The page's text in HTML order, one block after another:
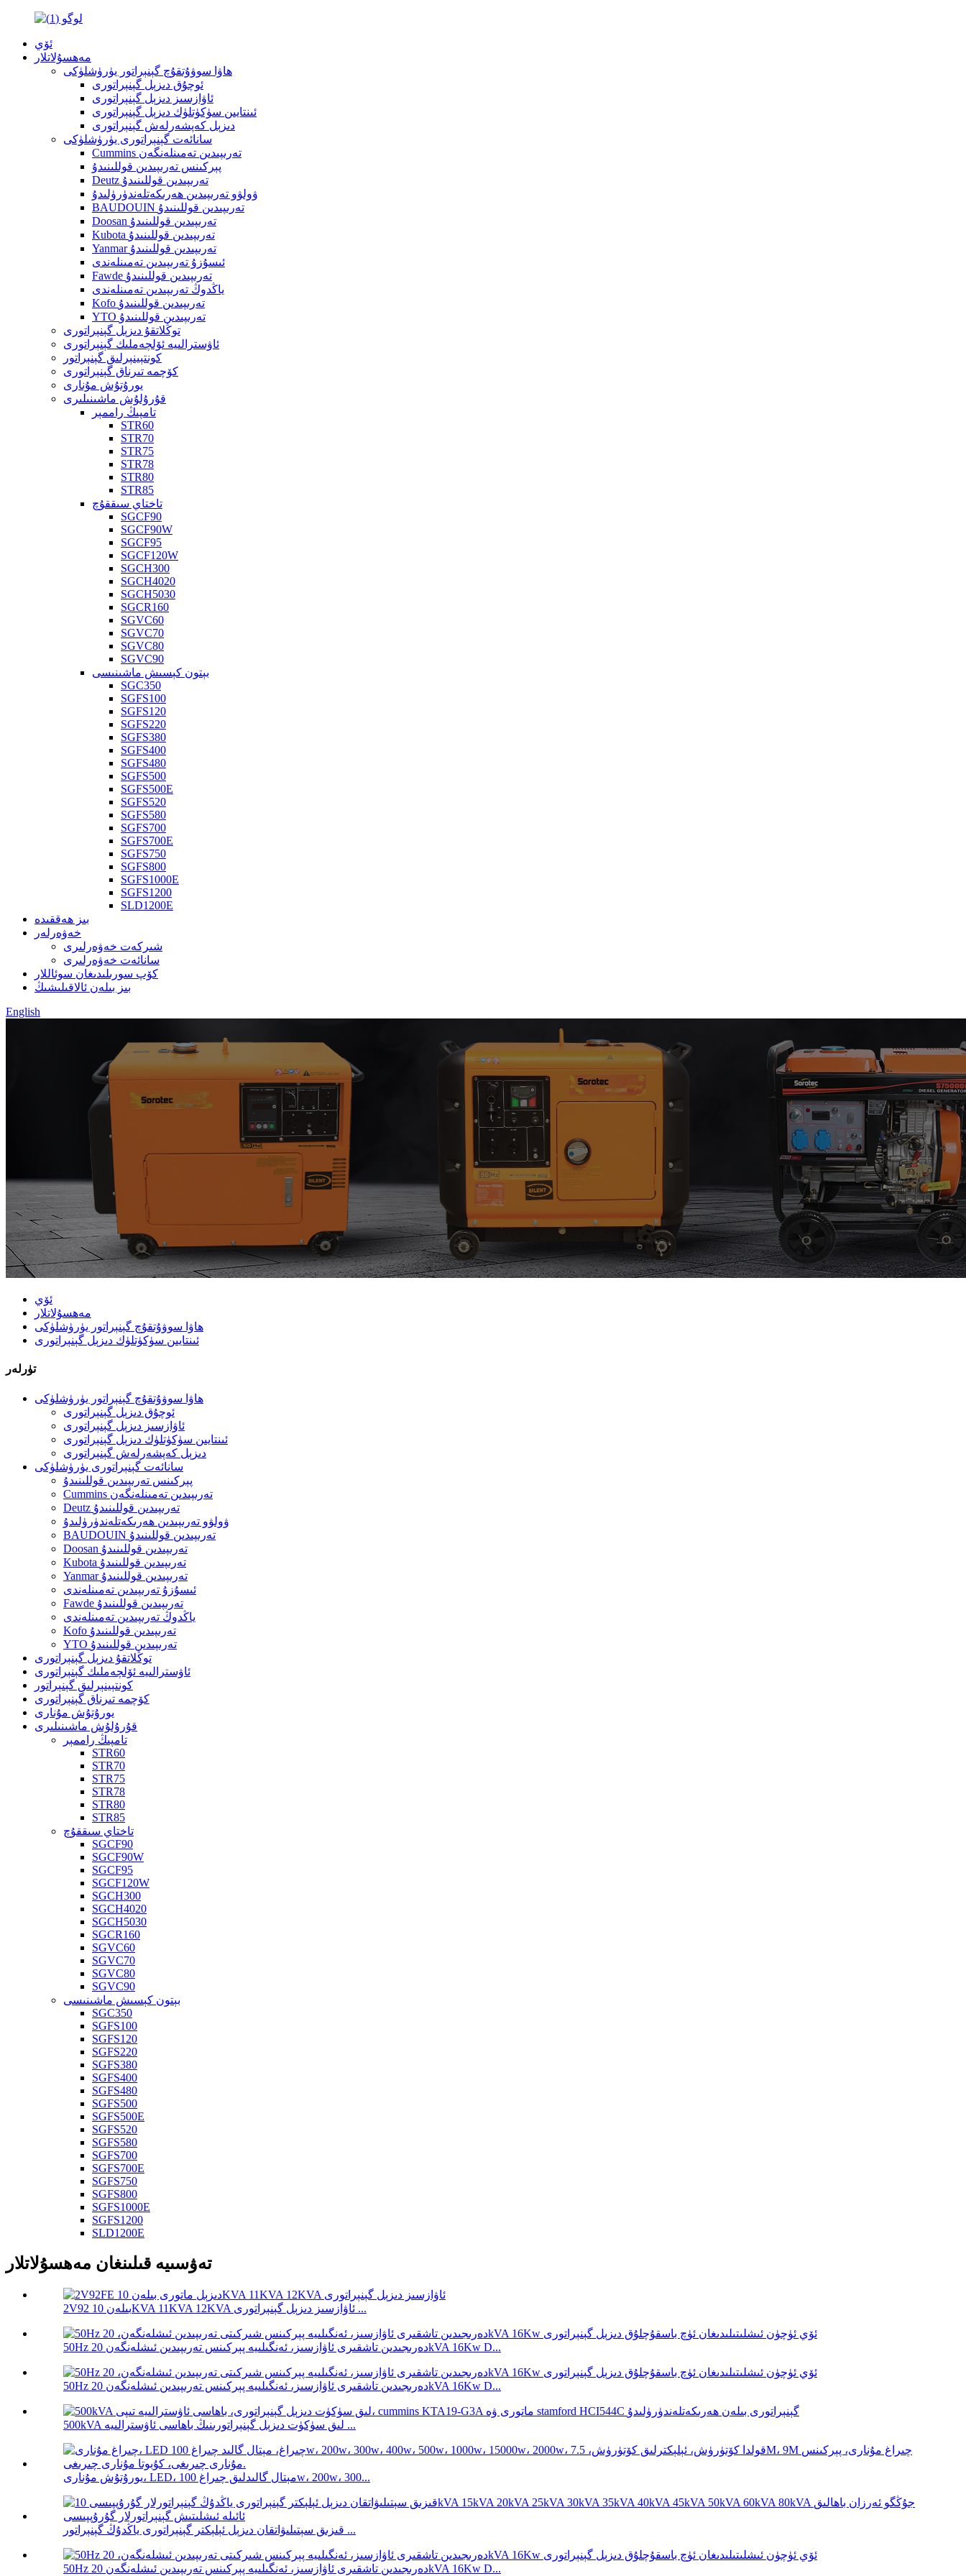
ئۆي
مەھسۇلاتلار
ھاۋا سوۋۇتقۇچ گېنېراتور يۈرۈشلۈكى
ئوچۇق دىزېل گېنېراتورى
ئاۋازسىز دىزېل گېنېراتورى
ئىنتايىن سۈكۈتلۈك دىزېل گېنېراتورى
دىزېل كەپشەرلەش گېنېراتورى
سانائەت گېنېراتورى يۈرۈشلۈكى
Cummins تەرىپىدىن تەمىنلەنگەن
پېركىنس تەرىپىدىن قوللىنىدۇ
Deutz تەرىپىدىن قوللىنىدۇ
ۋولۋو تەرىپىدىن ھەرىكەتلەندۈرۈلىدۇ
BAUDOUIN تەرىپىدىن قوللىنىدۇ
Doosan تەرىپىدىن قوللىنىدۇ
Kubota تەرىپىدىن قوللىنىدۇ
Yanmar تەرىپىدىن قوللىنىدۇ
ئىسۇزۇ تەرىپىدىن تەمىنلەندى
Fawde تەرىپىدىن قوللىنىدۇ
ياڭدوڭ تەرىپىدىن تەمىنلەندى
Kofo تەرىپىدىن قوللىنىدۇ
YTO تەرىپىدىن قوللىنىدۇ
توڭلاتقۇ دىزېل گېنېراتورى
ئاۋسترالىيە ئۆلچەملىك گېنېراتورى
كونتېينېرلىق گېنېراتور
كۆچمە تىرناق گېنېراتورى
يورۇتۇش مۇنارى
قۇرۇلۇش ماشىنىلىرى
تامپىڭ راممېر
STR60
STR70
STR75
STR78
STR80
STR85
تاختاي سىققۇچ
SGCF90
SGCF90W
SGCF95
SGCF120W
SGCH300
SGCH4020
SGCH5030
SGCR160
SGVC60
SGVC70
SGVC80
SGVC90
بېتون كېسىش ماشىنىسى
SGC350
SGFS100
SGFS120
SGFS220
SGFS380
SGFS400
SGFS480
SGFS500
SGFS500E
SGFS520
SGFS580
SGFS700
SGFS700E
SGFS750
SGFS800
SGFS1000E
SGFS1200
SLD1200E
بىز ھەققىدە
خەۋەرلەر
شىركەت خەۋەرلىرى
سانائەت خەۋەرلىرى
كۆپ سورىلىدىغان سوئاللار
بىز بىلەن ئالاقىلىشىڭ
English
ئۆي
مەھسۇلاتلار
ھاۋا سوۋۇتقۇچ گېنېراتور يۈرۈشلۈكى
ئىنتايىن سۈكۈتلۈك دىزېل گېنېراتورى
تۈرلەر
ھاۋا سوۋۇتقۇچ گېنېراتور يۈرۈشلۈكى
ئوچۇق دىزېل گېنېراتورى
ئاۋازسىز دىزېل گېنېراتورى
ئىنتايىن سۈكۈتلۈك دىزېل گېنېراتورى
دىزېل كەپشەرلەش گېنېراتورى
سانائەت گېنېراتورى يۈرۈشلۈكى
پېركىنس تەرىپىدىن قوللىنىدۇ
Cummins تەرىپىدىن تەمىنلەنگەن
Deutz تەرىپىدىن قوللىنىدۇ
ۋولۋو تەرىپىدىن ھەرىكەتلەندۈرۈلىدۇ
BAUDOUIN تەرىپىدىن قوللىنىدۇ
Doosan تەرىپىدىن قوللىنىدۇ
Kubota تەرىپىدىن قوللىنىدۇ
Yanmar تەرىپىدىن قوللىنىدۇ
ئىسۇزۇ تەرىپىدىن تەمىنلەندى
Fawde تەرىپىدىن قوللىنىدۇ
ياڭدوڭ تەرىپىدىن تەمىنلەندى
Kofo تەرىپىدىن قوللىنىدۇ
YTO تەرىپىدىن قوللىنىدۇ
توڭلاتقۇ دىزېل گېنېراتورى
ئاۋسترالىيە ئۆلچەملىك گېنېراتورى
كونتېينېرلىق گېنېراتور
كۆچمە تىرناق گېنېراتورى
يورۇتۇش مۇنارى
قۇرۇلۇش ماشىنىلىرى
تامپىڭ راممېر
STR60
STR70
STR75
STR78
STR80
STR85
تاختاي سىققۇچ
SGCF90
SGCF90W
SGCF95
SGCF120W
SGCH300
SGCH4020
SGCH5030
SGCR160
SGVC60
SGVC70
SGVC80
SGVC90
بېتون كېسىش ماشىنىسى
SGC350
SGFS100
SGFS120
SGFS220
SGFS380
SGFS400
SGFS480
SGFS500
SGFS500E
SGFS520
SGFS580
SGFS700
SGFS700E
SGFS750
SGFS800
SGFS1000E
SGFS1200
SLD1200E
تەۋسىيە قىلىنغان مەھسۇلاتلار
2V92 بىلەن 10KVA 11KVA 12KVA ئاۋازسىز دىزېل گېنېراتورى ...
50Hz دەرىجىدىن تاشقىرى ئاۋازسىز، ئەنگىلىيە پېركىنس تەرىپىدىن ئىشلەنگەن 20kVA 16Kw D...
50Hz دەرىجىدىن تاشقىرى ئاۋازسىز، ئەنگىلىيە پېركىنس تەرىپىدىن ئىشلەنگەن 20kVA 16Kw D...
500kVA لىق سۈكۈت دىزېل گېنېراتورىنىڭ باھاسى ئاۋسترالىيە ...
يورۇتۇش مۇنارى، LED، مېتال گالىدلىق چىراغ 100w، 200w، 300...
قىزىق سېتىلىۋاتقان دىزېل ئېلېكتر گېنېراتورى ياڭدۇڭ گېنېراتور ...
50Hz دەرىجىدىن تاشقىرى ئاۋازسىز، ئەنگىلىيە پېركىنس تەرىپىدىن ئىشلەنگەن 20kVA 16Kw D...